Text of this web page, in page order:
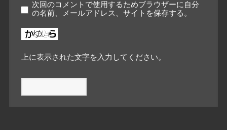
次回のコメントで使用するためブラウザーに自分
の名前、メールアドレス、サイトを保存する。
上に表示された文字を入力してください。